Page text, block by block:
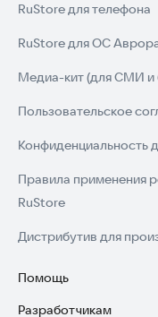
RuStore для телефона
RuStore для ОС
Медиа-кит (для СМИ и
Пользовательское
Конфиденциальность
Правила применения
RuStore
Дистрибутив для
Помощь
Установка RuStore на
Разработчикам